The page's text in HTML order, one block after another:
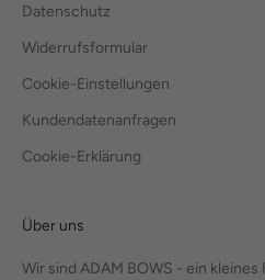
Datenschutz
Widerrufsformular
Cookie-Einstellungen
Kundendatenanfragen
Cookie-Erklärung
Über uns
Wir sind ADAM BOWS - ein